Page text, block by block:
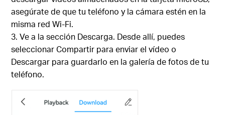
asegúrate de que tu teléfono y la cámara estén en la
misma red Wi-Fi.
Ve a la sección Descarga. Desde allí, puedes
seleccionar Compartir para enviar el vídeo o
Descargar para guardarlo en la galería de fotos de tu
teléfono.